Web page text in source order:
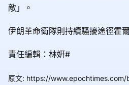
敵」。
伊朗革命衛隊則持續騷擾途徑霍
責任編輯：林姸#
原文: https://